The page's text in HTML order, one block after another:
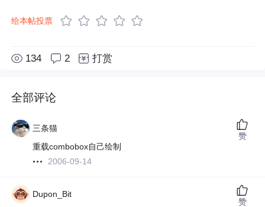
给本帖投票
134 2 打赏
全部评论
三条猫
重载combobox自己绘制
2006-09-14
赞
Dupon_Bit
赞